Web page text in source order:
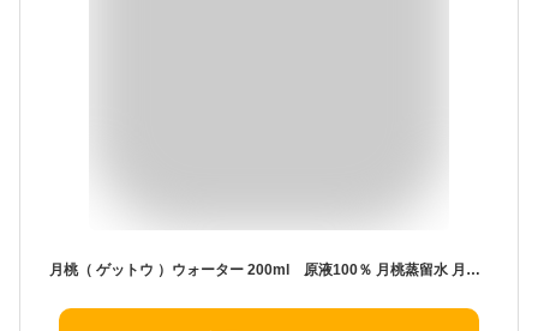
月桃（ ゲットウ ）ウォーター 200ml 原液100％ 月桃蒸留水 月桃水 フローラルウォーター 月桃エキス 低刺激 無添加 敏感肌 赤ちゃん 子供 天然 美容 化粧水 有機 エッセンシャル 沖縄 スキンケア リフレッシュ リラックス 日本製 コスメ 母の日